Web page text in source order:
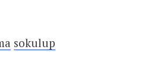
sokulup